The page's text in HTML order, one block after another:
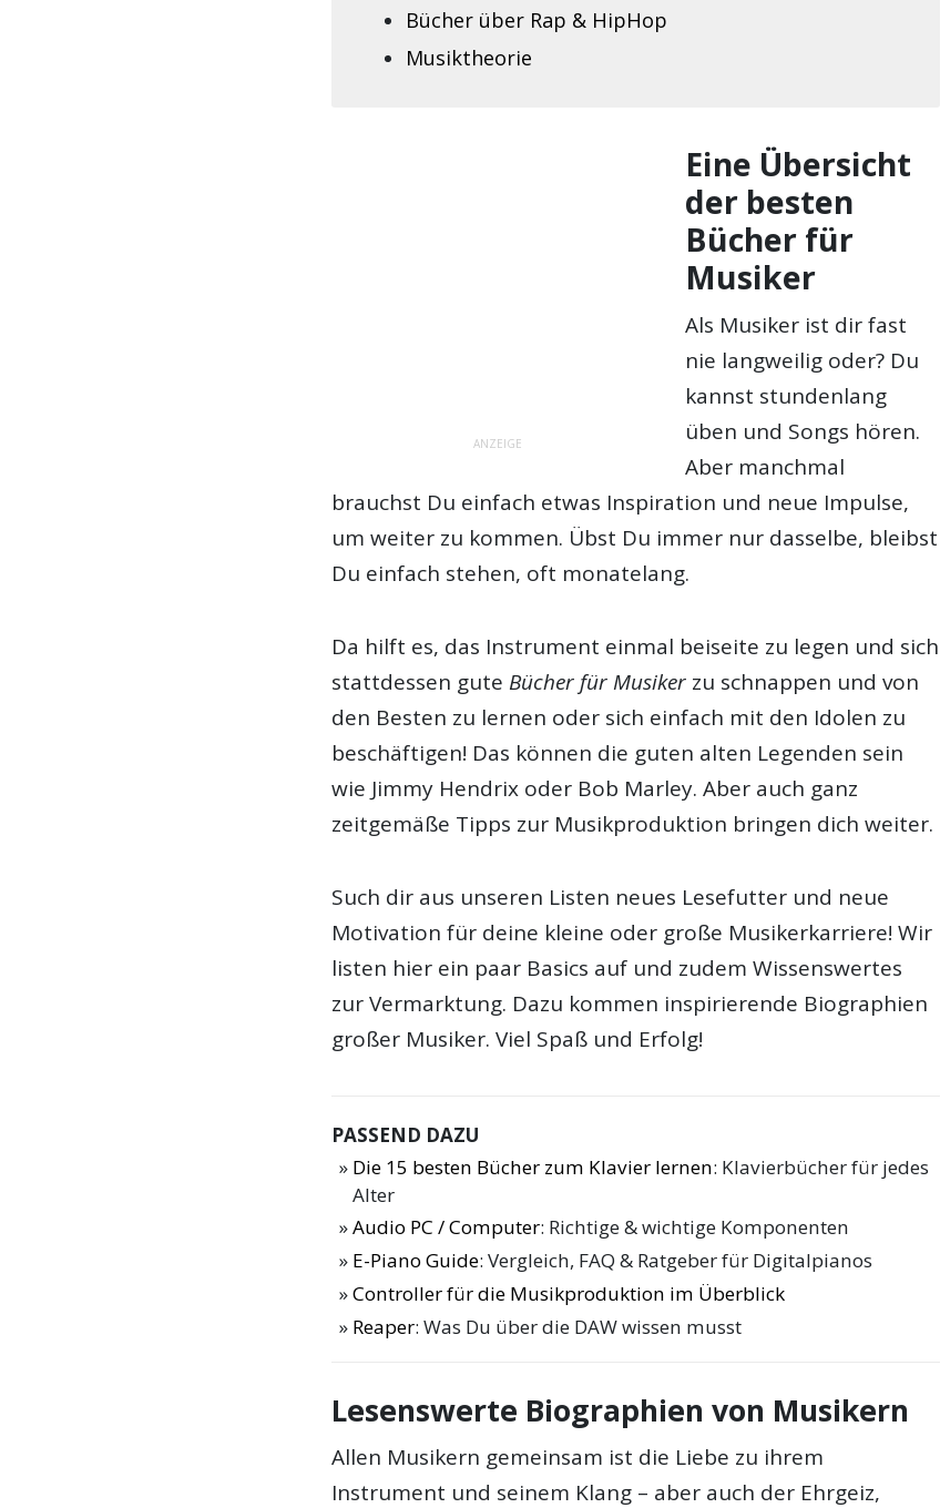
Bücher über Rap & HipHop
Musiktheorie
ANZEIGE
Eine Übersicht
der besten
Bücher für
Musiker
Als Musiker ist dir fast
nie langweilig oder? Du
kannst stundenlang
üben und Songs hören.
Aber manchmal
brauchst Du einfach etwas Inspiration und neue Impulse,
um weiter zu kommen. Übst Du immer nur dasselbe, bleibst
Du einfach stehen, oft monatelang.
Da hilft es, das Instrument einmal beiseite zu legen und sich
stattdessen gute Bücher für Musiker zu schnappen und von
den Besten zu lernen oder sich einfach mit den Idolen zu
beschäftigen! Das können die guten alten Legenden sein
wie Jimmy Hendrix oder Bob Marley. Aber auch ganz
zeitgemäße Tipps zur Musikproduktion bringen dich weiter.
Such dir aus unseren Listen neues Lesefutter und neue
Motivation für deine kleine oder große Musikerkarriere! Wir
listen hier ein paar Basics auf und zudem Wissenswertes
zur Vermarktung. Dazu kommen inspirierende Biographien
großer Musiker. Viel Spaß und Erfolg!
PASSEND DAZU
Die 15 besten Bücher zum Klavier lernen: Klavierbücher für jedes
Alter
Audio PC / Computer: Richtige & wichtige Komponenten
E-Piano Guide: Vergleich, FAQ & Ratgeber für Digitalpianos
Controller für die Musikproduktion im Überblick
Reaper: Was Du über die DAW wissen musst
Lesenswerte Biographien von Musikern
Allen Musikern gemeinsam ist die Liebe zu ihrem
Instrument und seinem Klang – aber auch der Ehrgeiz,